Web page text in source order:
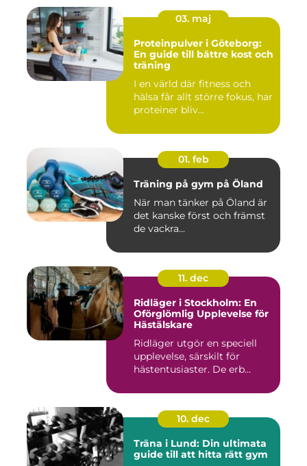
03. maj
Proteinpulver i Göteborg:
En guide till bättre kost och
träning
I en värld där fitness och
hälsa får allt större fokus, har
proteiner bliv...
01. feb
Träning på gym på Öland
När man tänker på Öland är
det kanske först och främst
de vackra...
11. dec
Ridläger i Stockholm: En
Oförglömlig Upplevelse för
Hästälskare
Ridläger utgör en speciell
upplevelse, särskilt för
hästentusiaster. De erb...
10. dec
Träna i Lund: Din ultimata
guide till att hitta rätt gym